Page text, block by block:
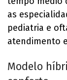
as
pediatria e
atendimento
Modelo